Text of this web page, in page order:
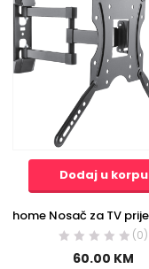
Dodaj u korpu
(0)
60.00 KM